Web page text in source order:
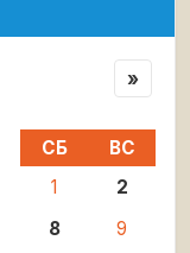
»
СБ
ВС
1
2
8
9